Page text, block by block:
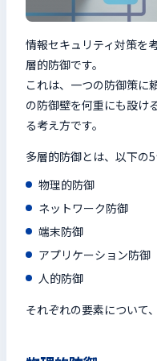
情報セキュリティ対策を
層的防御です。
これは、一つの防御策に
の防御壁を何重にも設け
る考え方です。
多層的防御とは、以下の
物理的防御
ネットワーク防御
端末防御
アプリケーション防御
人的防御
それぞれの要素について